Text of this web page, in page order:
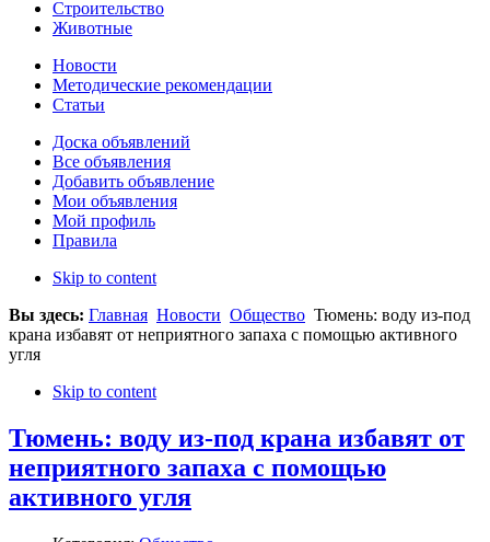
Строительство
Животные
Новости
Методические рекомендации
Статьи
Доска объявлений
Все объявления
Добавить объявление
Мои объявления
Мой профиль
Правила
Skip to content
Вы здесь: Главная Новости Общество Тюмень: воду из-под
крана избавят от неприятного запаха с помощью активного
угля
Skip to content
Тюмень: воду из-под крана избавят от
неприятного запаха с помощью
активного угля